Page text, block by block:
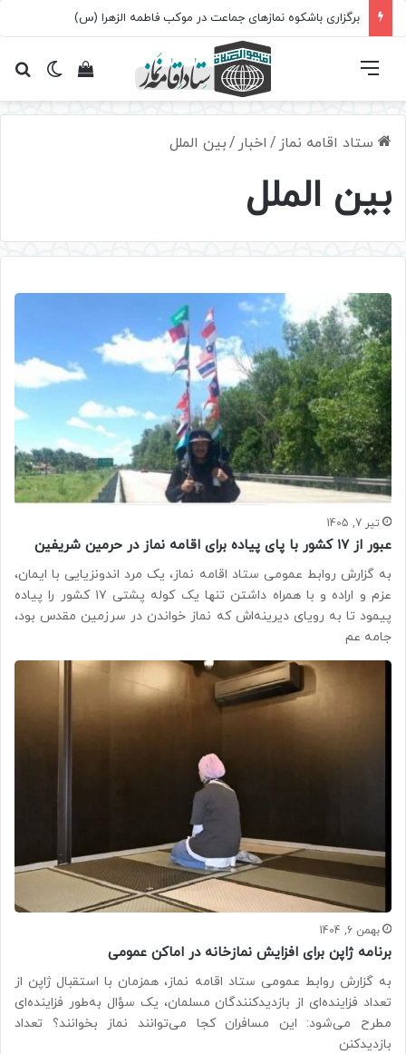
برگزاری باشکوه نمازهای جماعت در موکب فاطمه الزهرا (س)
تغییرمشاهده فهرست
ستاد اقامه نماز / اخبار /بین الملل
بین الملل
تیر 7, 1405
عبور از ۱۷ کشور با پای پیاده برای اقامه نماز در حرمین شریفین
به گزارش روابط عمومی ستاد اقامه نماز، یک مرد اندونزیایی با ایمان،
عزم و اراده و با همراه داشتن تنها یک کوله پشتی ۱۷ کشور را پیاده
پیمود تا به رویای دیرینه‌اش که نماز خواندن در سرزمین مقدس بود،
جامه عم
بهمن 6, 1404
برنامه ژاپن برای افزایش نمازخانه‌ در اماکن عمومی
به گزارش روابط عمومی ستاد اقامه نماز، همزمان با استقبال ژاپن از
تعداد فزاینده‌ای از بازدیدکنندگان مسلمان، یک سؤال به‌طور فزاینده‌ای
مطرح می‌شود: این مسافران کجا می‌توانند نماز بخوانند؟ تعداد
بازدیدکنن